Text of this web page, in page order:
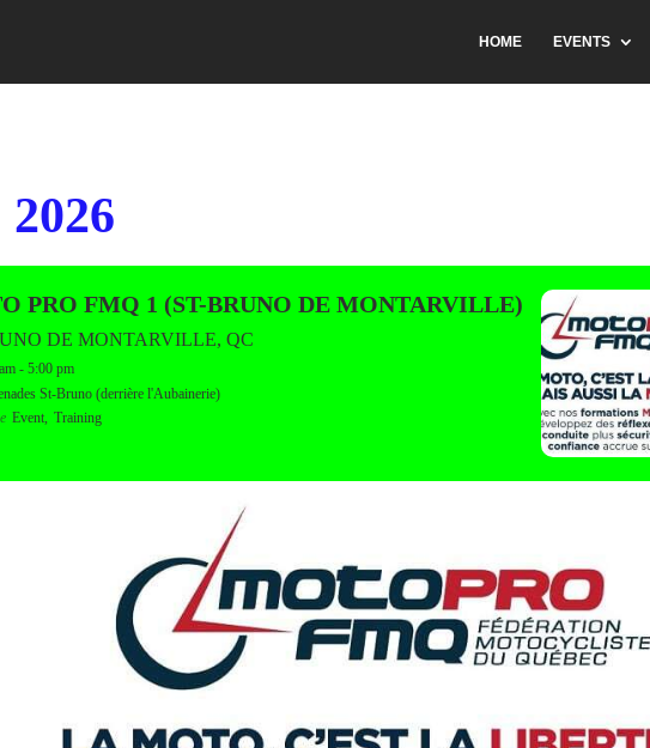
HOME EVENTS
PRO FMQ 1 (ST-BRUNO DE MONTARVILLE)
DE MONTARVILLE, QC
- 5:00 pm
St-Bruno (derrière l'Aubainerie)
Event, Training